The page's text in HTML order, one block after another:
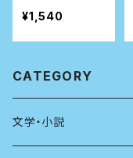
¥1,540
CATEGORY
文学・小説